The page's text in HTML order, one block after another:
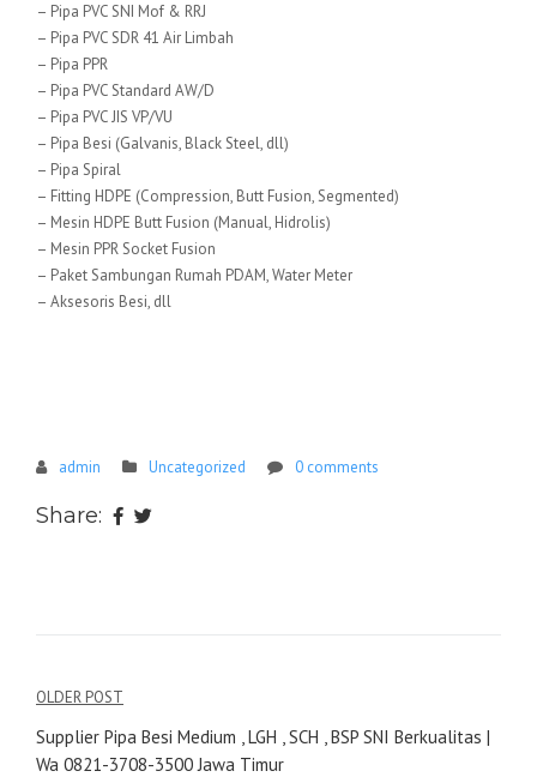
– Pipa PVC SNI Mof & RRJ
– Pipa PVC SDR 41 Air Limbah
– Pipa PPR
– Pipa PVC Standard AW/D
– Pipa PVC JIS VP/VU
– Pipa Besi (Galvanis, Black Steel, dll)
– Pipa Spiral
– Fitting HDPE (Compression, Butt Fusion, Segmented)
– Mesin HDPE Butt Fusion (Manual, Hidrolis)
– Mesin PPR Socket Fusion
– Paket Sambungan Rumah PDAM, Water Meter
– Aksesoris Besi, dll
admin Uncategorized 0 comments
Share:
Navigasi
pos
OLDER POST
Supplier Pipa Besi Medium , LGH , SCH , BSP SNI Berkualitas |
Wa 0821-3708-3500 Jawa Timur